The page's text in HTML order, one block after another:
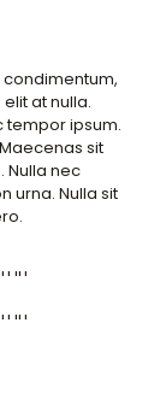
at nulla.
tempor ipsum.
sit
Nulla nec
urna. Nulla sit